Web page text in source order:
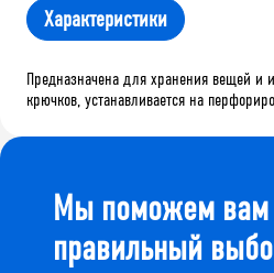
Характеристики
Предназначена для хранения вещей и
крючков, устанавливается на
Мы поможем вам
правильный